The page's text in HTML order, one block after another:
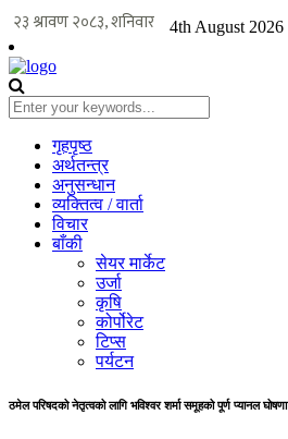
4th August 2026
गृहपृष्ठ
अर्थतन्त्र
अनुसन्धान
व्यक्तित्व / वार्ता
विचार
बाँकी
सेयर मार्केट
उर्जा
कृषि
कोर्पोरेट
टिप्स
पर्यटन
ठमेल परिषदको नेतृत्वको लागि भविश्वर शर्मा समूहको पूर्ण प्यानल घोषणा